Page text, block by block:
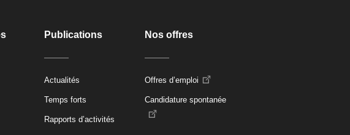
Publications
Actualités
Temps forts
Rapports d’activités
Nos offres
Offres d’emploi
Candidature spontanée